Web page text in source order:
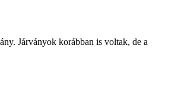
Járványok korábban is voltak, de a